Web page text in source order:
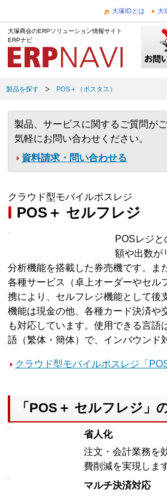
大塚IDとは 大
大塚商会のERPソリューション情報サイト
ERPナビ
製品を探す POS＋（ポスタス）
製品、サービスに関するご質問が
気軽にお問い合わせください。
資料請求・問い合わせる
クラウド型モバイルポスレジ
POS＋ セルフレジ
POSレジ
額や出数が
分析機能を搭載した券売機です。ま
各種サービス（卓上オーダーやセル
携により、セルフレジ機能として後
機能は現金の他、各種カード決済や
も対応しています。使用できる言語
語（繁体・簡体）で、インバウンド
クラウド型モバイルポスレジ「
「POS＋ セルフレジ」
省人化
注文・会計業務を
費削減を実現しま
マルチ決済対応